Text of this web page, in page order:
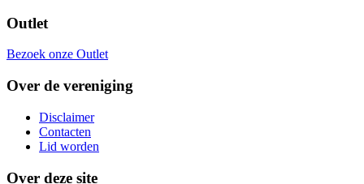
Outlet
Bezoek onze Outlet
Over de vereniging
Disclaimer
Contacten
Lid worden
Over deze site